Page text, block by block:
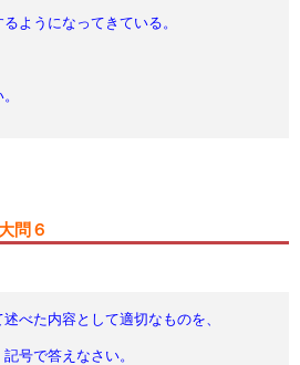
ようになってきている。
問６
べた内容として適切なものを、
号で答えなさい。